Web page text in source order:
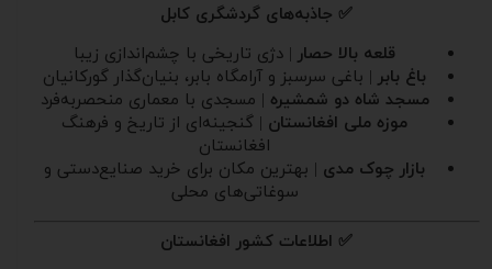
✅ جاذبه‌های گردشگری کابل
قلعه بالا حصار | دژی تاریخی با چشم‌اندازی زیبا
باغ بابر | باغی سرسبز و آرامگاه بابر، بنیان‌گذار گورکانیان
مسجد شاه دو شمشیره | مسجدی با معماری منحصر‌به‌فرد
موزه ملی افغانستان | گنجینه‌ای از تاریخ و فرهنگ
افغانستان
بازار چوک مدی | بهترین مکان برای خرید صنایع‌دستی و
سوغاتی‌های محلی
✅ اطلاعات کشور افغانستان